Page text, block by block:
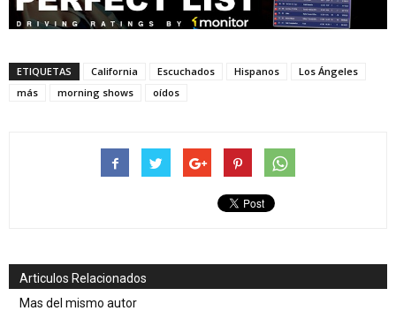
ETIQUETAS California Escuchados Hispanos
Los Ángeles
más
morning shows oídos
Articulos Relacionados
Mas del mismo autor